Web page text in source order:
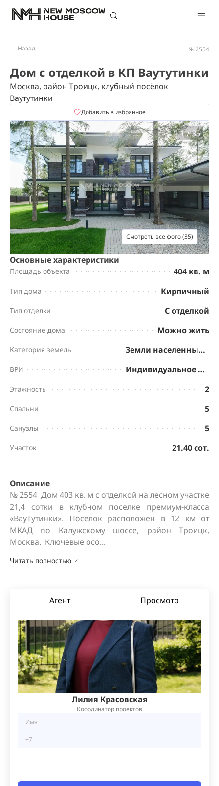
Назад № 2554
Дом с отделкой в КП Ваутутинки
Москва, район Троицк, клубный посёлок
Ваутутинки
Добавить в избранное
1/35
Смотреть все фото (35)
Основные характеристики
Площадь объекта 404 кв. м
Тип дома Кирпичный
Тип отделки С отделкой
Состояние дома Можно жить
Категория земель Земли населенных пунктов
ВРИ Индивидуальное жилищное строительство
Этажность 2
Спальни 5
Санузлы 5
Участок 21.40 сот.
Описание
№ 2554  Дом 403 кв. м c отделкой на лесном участке
21,4 сотки в клубном поселке премиум-класса
«ВауТутинки». Поселок расположен в 12 км от
МКАД по Калужскому шоссе, район Троицк,
Москва.  Ключевые осо...
Читать полностью
Агент Просмотр
Лилия Красовская
Координатор проектов